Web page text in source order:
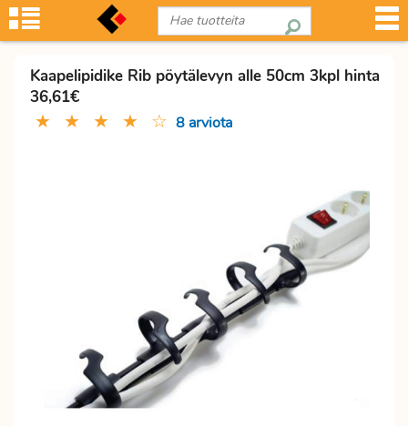
Kaapelipidike Rib pöytälevyn alle 50cm 3kpl hinta
36,61€
★ ★ ★ ★ ☆ 8 arviota